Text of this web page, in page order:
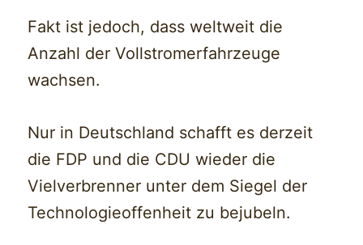
Fakt ist jedoch, dass weltweit die
Anzahl der Vollstromerfahrzeuge
wachsen.
Nur in Deutschland schafft es derzeit
die FDP und die CDU wieder die
Vielverbrenner unter dem Siegel der
Technologieoffenheit zu bejubeln.